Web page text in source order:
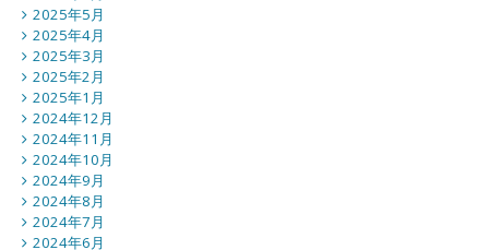
2025年5月
2025年4月
2025年3月
2025年2月
2025年1月
2024年12月
2024年11月
2024年10月
2024年9月
2024年8月
2024年7月
2024年6月